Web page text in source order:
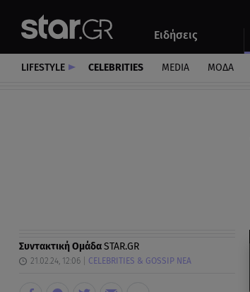
Ειδήσεις
Αυτοκίνητο
LIFESTYLE CELEBRITIES MEDIA ΜΟΔΑ
Συντακτική ΟμάδαSTAR.GR
21.02.24, 12:06 CELEBRITIES & GOSSIP ΝΕΑ